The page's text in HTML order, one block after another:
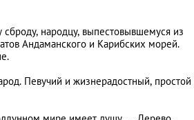
народцу, выпестовывшемуся из
Андаманского и Карибских морей.
Певучий и жизнерадостный, простой